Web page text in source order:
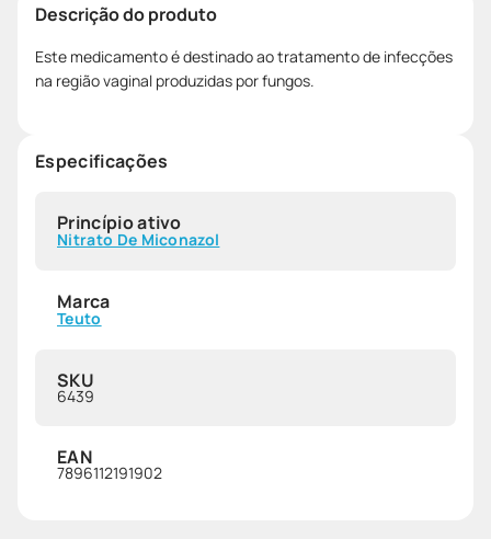
Descrição do produto
Este medicamento é destinado ao tratamento de infecções
na região vaginal produzidas por fungos.
Especificações
Princípio ativo
Nitrato De Miconazol
Marca
Teuto
SKU
6439
EAN
7896112191902